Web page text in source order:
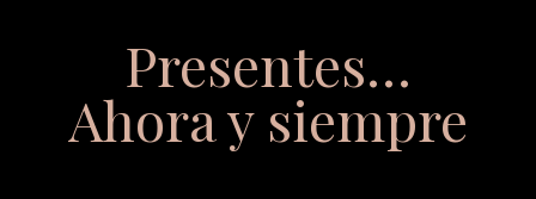
Presentes…
Ahora y siempre